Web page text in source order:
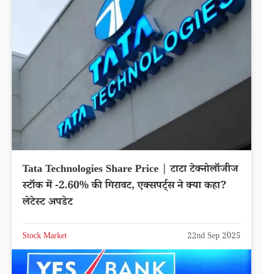
Tata Technologies Share Price | टाटा टेक्नोलॉजीज
स्टॉक में -2.60% की गिरावट, एक्सपर्ट्स ने क्या कहा?
लेटेस्ट अपडेट
Stock Market 22nd Sep 2025